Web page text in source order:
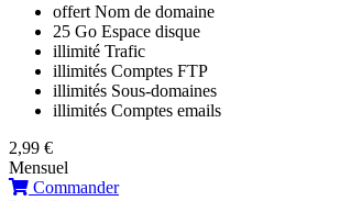
offert Nom de domaine
25 Go Espace disque
illimité Trafic
illimités Comptes FTP
illimités Sous-domaines
illimités Comptes emails
2,99 €
Mensuel
Commander